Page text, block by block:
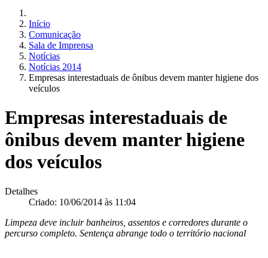
Início
Comunicação
Sala de Imprensa
Notícias
Notícias 2014
Empresas interestaduais de ônibus devem manter higiene dos
veículos
Empresas interestaduais de
ônibus devem manter higiene
dos veículos
Detalhes
Criado: 10/06/2014 às 11:04
Limpeza deve incluir banheiros, assentos e corredores durante o
percurso completo. Sentença abrange todo o território nacional